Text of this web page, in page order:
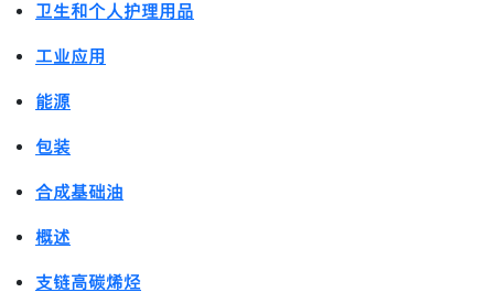
卫生和个人护理用品
工业应用
能源
包装
合成基础油
概述
支链高碳烯烃